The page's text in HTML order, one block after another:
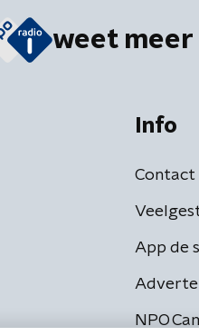
weet meer
Info
Contact
App de
NPO